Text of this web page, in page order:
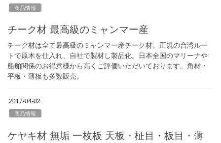
商品情報
チーク材 最高級のミャンマー産
チーク材は全て最高級のミャンマー産チーク材。正規の台湾ルー
トで原木を仕入れ、自社で製材し製品化。日本全国のマリーナや
船舶関係のお得意様から高くご評価いただいております。角材・
平板・薄板も多数販売。
2017-04-02
商品情報
ケヤキ材 無垢 一枚板 天板・柾目・板目・薄